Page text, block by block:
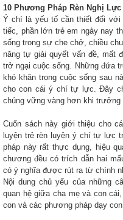
10 Phương Pháp Rèn Nghị Lực
Ý chí là yếu tố cần thiết đối với
tiếc, phần lớn trẻ em ngày nay
sống trong sự che chở, chiều
năng tự giải quyết vấn đề, mất
trở ngại cuộc sống. Những đứa
khó khăn trong cuộc sống sau
cho con cái ý chí tự lực. Đây
chúng vững vàng hơn khi
Cuốn sách này giới thiệu cho
luyện trẻ rèn luyện ý chí tự lực
pháp này rất thực dụng, hiệu
chương đều có trích dẫn hai
có ý nghĩa được rút ra từ chính
Nội dung chủ yếu của những
quan hệ giữa cha mẹ và con
con và các phương pháp dạy